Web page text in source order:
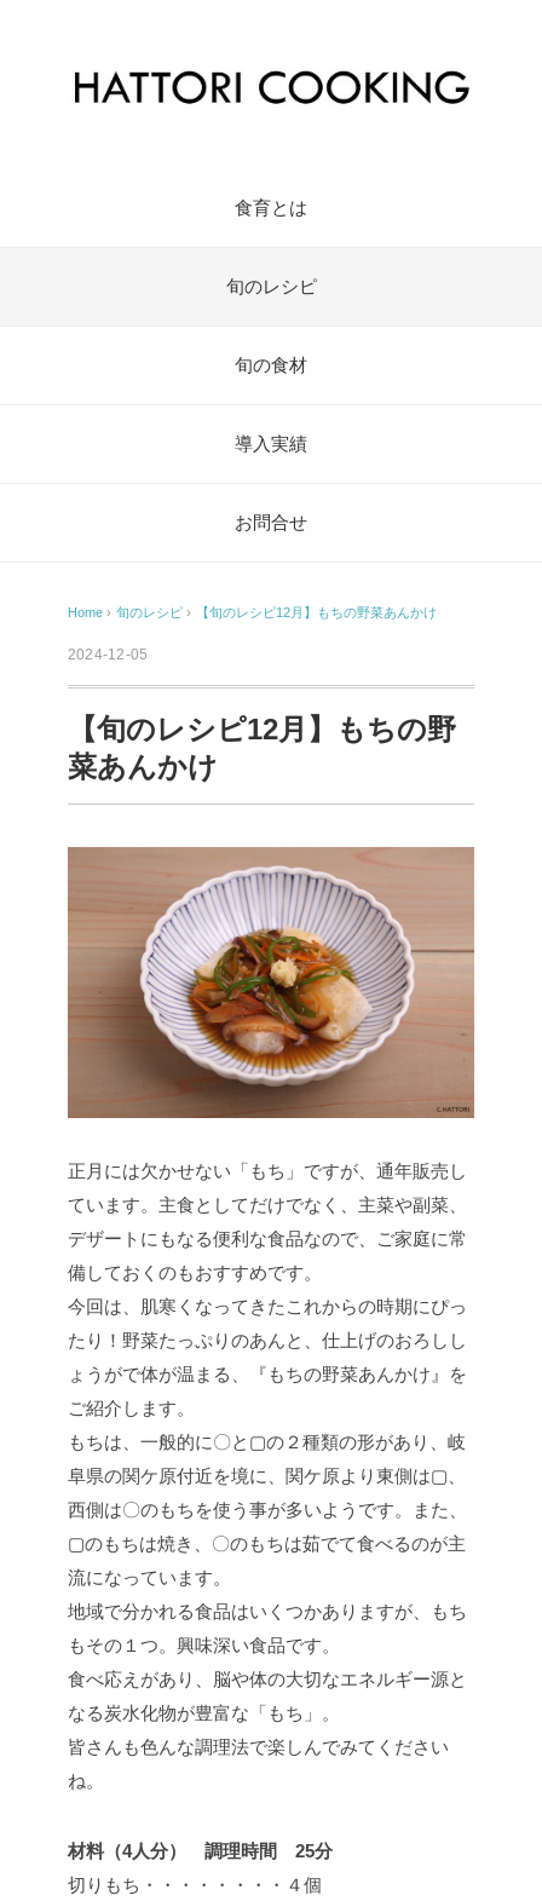
食育とは
旬のレシピ
旬の食材
導入実績
お問合せ
Home › 旬のレシピ › 【旬のレシピ12月】もちの野菜あんかけ
2024-12-05
【旬のレシピ12月】もちの野
菜あんかけ
正月には欠かせない「もち」ですが、通年販売し
ています。主食としてだけでなく、主菜や副菜、
デザートにもなる便利な食品なので、ご家庭に常
備しておくのもおすすめです。
今回は、肌寒くなってきたこれからの時期にぴっ
たり！野菜たっぷりのあんと、仕上げのおろしし
ょうがで体が温まる、『もちの野菜あんかけ』を
ご紹介します。
もちは、一般的に〇と▢の２種類の形があり、岐
阜県の関ケ原付近を境に、関ケ原より東側は▢、
西側は〇のもちを使う事が多いようです。また、
▢のもちは焼き、〇のもちは茹でて食べるのが主
流になっています。
地域で分かれる食品はいくつかありますが、もち
もその１つ。興味深い食品です。
食べ応えがあり、脳や体の大切なエネルギー源と
なる炭水化物が豊富な「もち」。
皆さんも色んな調理法で楽しんでみてください
ね。
材料（4人分） 調理時間 25分
切りもち・・・・・・・・４個